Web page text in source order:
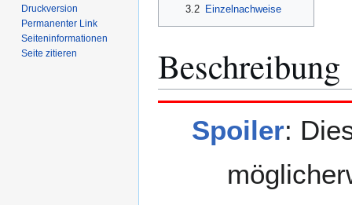
3.2
Einzelnachweise
Beschreibung
Spoiler:
Druckversion
Permanenter Link
Seiten­­informationen
Seite zitieren